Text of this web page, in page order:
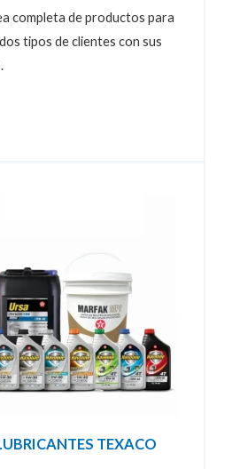
completa de productos para
tipos de clientes con sus
TEXACO